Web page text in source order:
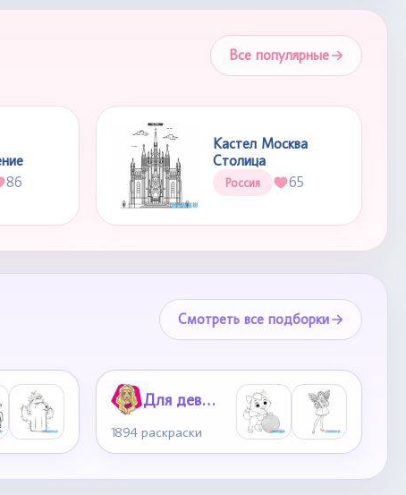
Все популярные
86
Кастел Москва
Столица
Россия 65
Смотреть все подборки
Для девочек
1894 раскраски